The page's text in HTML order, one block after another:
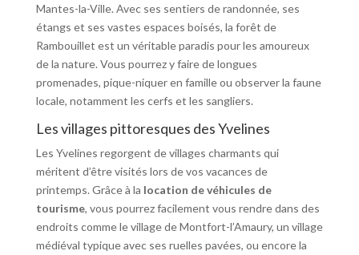
Mantes-la-Ville. Avec ses sentiers de randonnée, ses
étangs et ses vastes espaces boisés, la forêt de
Rambouillet est un véritable paradis pour les amoureux
de la nature. Vous pourrez y faire de longues
promenades, pique-niquer en famille ou observer la faune
locale, notamment les cerfs et les sangliers.
Les villages pittoresques des Yvelines
Les Yvelines regorgent de villages charmants qui
méritent d’être visités lors de vos vacances de
printemps. Grâce à la location de véhicules de
tourisme, vous pourrez facilement vous rendre dans des
endroits comme le village de Montfort-l’Amaury, un village
médiéval typique avec ses ruelles pavées, ou encore la